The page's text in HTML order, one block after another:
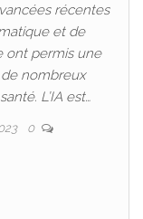
récentes
et de
ont permis une
de nombreux
L’IA est…
0